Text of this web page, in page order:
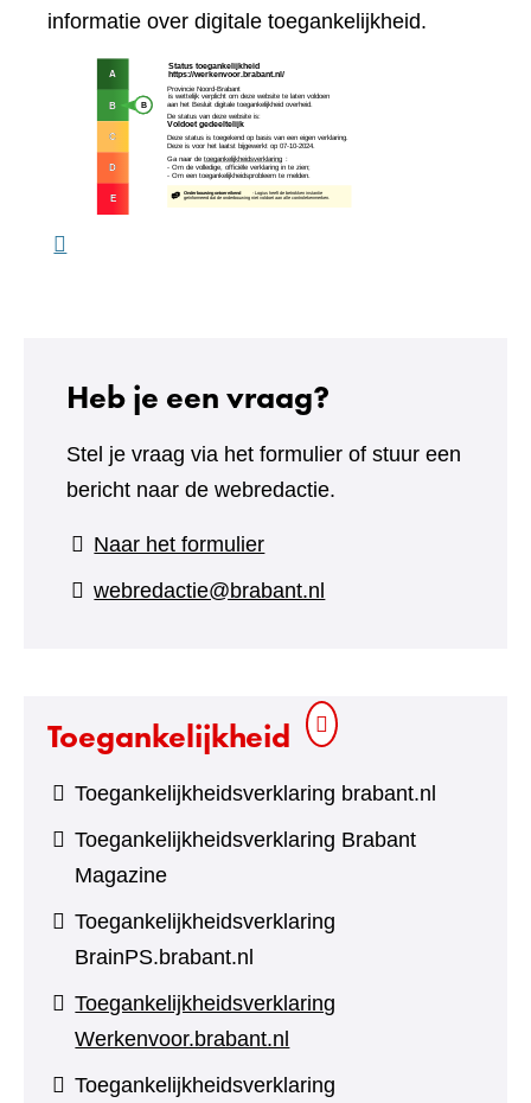
naar
informatie over digitale toegankelijkheid.
Heb je een vraag?
Stel je vraag via het formulier of stuur een
bericht naar de webredactie.
Naar het formulier(verwijst
naar
webredactie@brabant.nl
Toegankelijkheid
Toegankelijkheidsverklaring brabant.nl
Toegankelijkheidsverklaring Brabant
Magazine
Toegankelijkheidsverklaring
BrainPS.brabant.nl
Toegankelijkheidsverklaring
Werkenvoor.brabant.nl
Toegankelijkheidsverklaring